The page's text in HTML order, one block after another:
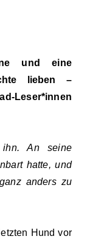
und eine
lieben –
Leser*innen
An seine
hatte, und
anders zu
Hund vor